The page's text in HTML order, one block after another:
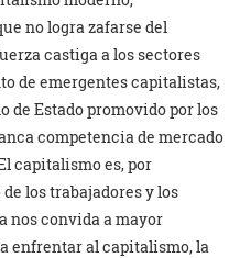
no logra zafarse del
castiga a los sectores
de emergentes capitalistas,
de Estado promovido por los
competencia de mercado
capitalismo es, por
los trabajadores y los
nos convida a mayor
enfrentar al capitalismo, la